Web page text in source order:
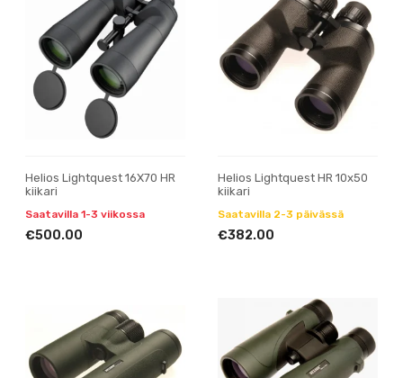
Helios Lightquest 16X70 HR
kiikari
Saatavilla 1-3 viikossa
€500.00
Helios Lightquest HR 10x50
kiikari
Saatavilla 2-3 päivässä
€382.00